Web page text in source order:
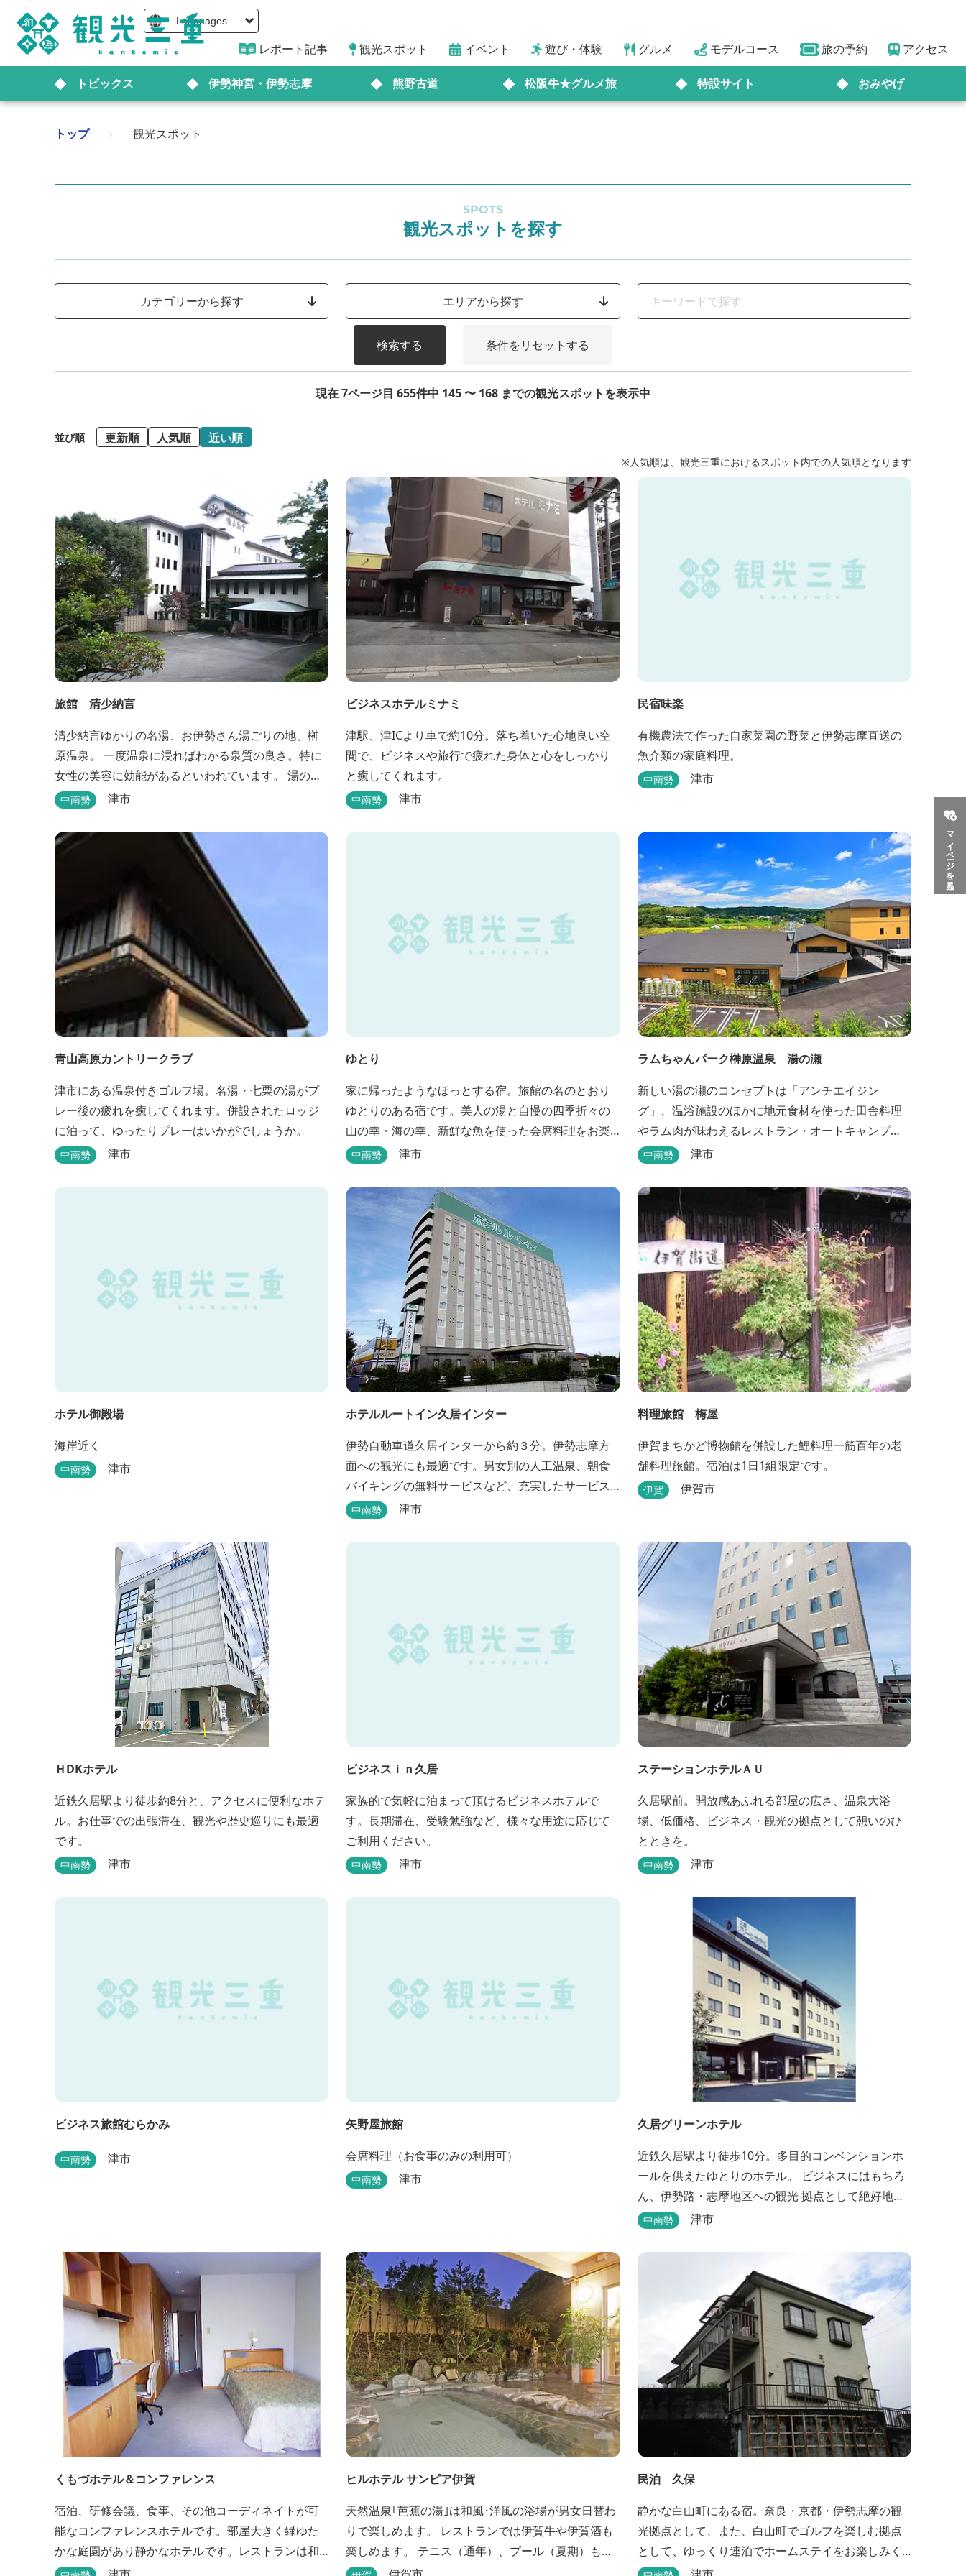
Languages
レポート記事 観光スポット イベント 遊び・体験 グルメ モデルコース 旅の予約 アクセス
トピックス 伊勢神宮・伊勢志摩 熊野古道 松阪牛★グルメ旅 特設サイト おみやげ
マイページを見る
トップ › 観光スポット
SPOTS
観光スポットを探す
カテゴリーから探す エリアから探す
検索する 条件をリセットする
現在 7ページ目 655件中 145 〜 168 までの観光スポットを表示中
並び順 更新順 人気順 近い順
※人気順は、観光三重におけるスポット内での人気順となります
旅館 清少納言
清少納言ゆかりの名湯、お伊勢さん湯ごりの地、榊
原温泉。 一度温泉に浸ればわかる泉質の良さ。特に
女性の美容に効能があるといわれています。 湯の瀬
川のせせらぎが聞こえる静かな宿。それが旅館 清
味、心のこもったおもてなしを心掛けております。
日頃の喧騒から離れ、平安の才女清少納言もお墨付
きの名湯を是非実感してください。
中南勢 津市
ビジネスホテルミナミ
津駅、津ICより車で約10分。落ち着いた心地良い空
間で、ビジネスや旅行で疲れた身体と心をしっかり
と癒してくれます。
中南勢 津市
民宿味楽
有機農法で作った自家菜園の野菜と伊勢志摩直送の
魚介類の家庭料理。
中南勢 津市
青山高原カントリークラブ
津市にある温泉付きゴルフ場。名湯・七栗の湯がプ
レー後の疲れを癒してくれます。併設されたロッジ
に泊って、ゆったりプレーはいかがでしょうか。
中南勢 津市
ゆとり
家に帰ったようなほっとする宿。旅館の名のとおり
ゆとりのある宿です。美人の湯と自慢の四季折々の
山の幸・海の幸、新鮮な魚を使った会席料理をお楽
しみいただけます。
中南勢 津市
ラムちゃんパーク榊原温泉 湯の瀬
新しい湯の瀬のコンセプトは「アンチエイジン
グ」、温浴施設のほかに地元食材を使った田舎料理
やラム肉が味わえるレストラン・オートキャンプ
場・バーベキュー施設を備え、毎週土曜日には屋外
ています。 また、観光旅行が困難な障がい者や介助
が必要な高齢者の利用に特化した福祉旅館として、
全館バリアフリー、車いす対応の貸切風呂、リフト
付きジャグジーを備えています...
中南勢 津市
ホテル御殿場
海岸近く
中南勢 津市
ホテルルートイン久居インター
伊勢自動車道久居インターから約３分。伊勢志摩方
面への観光にも最適です。男女別の人工温泉、朝食
バイキングの無料サービスなど、充実したサービス
でお待ちしております。近くに多数の飲食店や物販
中南勢 津市
料理旅館 梅屋
伊賀まちかど博物館を併設した鯉料理一筋百年の老
舗料理旅館。宿泊は1日1組限定です。
伊賀 伊賀市
ＨDKホテル
近鉄久居駅より徒歩約8分と、アクセスに便利なホテ
ル。お仕事での出張滞在、観光や歴史巡りにも最適
です。
中南勢 津市
ビジネスｉｎ久居
家族的で気軽に泊まって頂けるビジネスホテルで
す。長期滞在、受験勉強など、様々な用途に応じて
ご利用ください。
中南勢 津市
ステーションホテルＡＵ
久居駅前。開放感あふれる部屋の広さ、温泉大浴
場、低価格、ビジネス・観光の拠点として憩いのひ
とときを。
中南勢 津市
ビジネス旅館むらかみ
中南勢 津市
矢野屋旅館
会席料理（お食事のみの利用可）
中南勢 津市
久居グリーンホテル
近鉄久居駅より徒歩10分。多目的コンベンションホ
ールを供えたゆとりのホテル。 ビジネスにはもちろ
ん、伊勢路・志摩地区への観光 拠点として絶好地。
安心して宿泊できる快適で清潔な客室にサービスも
中南勢 津市
くもづホテル＆コンファレンス
宿泊、研修会議、食事、その他コーディネイトが可
能なコンファレンスホテルです。部屋大きく緑ゆた
かな庭園があり静かなホテルです。レストランは和
洋とも対応可能で、特にフランス料理（フルコー
ヒルホテル サンピア伊賀
天然温泉｢芭蕉の湯｣は和風･洋風の浴場が男女日替わ
りで楽しめます。 レストランでは伊賀牛や伊賀酒も
楽しめます。 テニス（通年）、プール（夏期）もあ
ります。 伊賀流手裏剣道場、忍者変身処を常設して
民泊 久保
静かな白山町にある宿。奈良・京都・伊勢志摩の観
光拠点として、また、白山町でゴルフを楽しむ拠点
として、ゆっくり連泊でホームステイをお楽しみく
ださい。